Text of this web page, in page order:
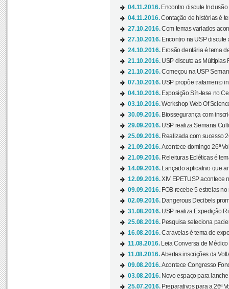
04.11.2016. Encontro discute
04.11.2016.Contação de histórias é
27.10.2016.Com temas variados
27.10.2016. Encontro na USP discute
24.10.2016. Erosão dentária é tema
21.10.2016. USP discute as Múltiplas
21.10.2016.Começou na USP
07.10.2016. USP propõe tratamento
04.10.2016. Exposição Sín-tese no
03.10.2016.Workshop Web Of
30.09.2016. Biossegurança com
29.09.2016. USP realiza Semana
25.09.2016. Realizada com sucesso
21.09.2016.Acontece domingo 26ª
21.09.2016. Releituras Ecléticas é
14.09.2016.
Lançado aplicativo que
12.09.2016.XIV EPETUSP acontece
09.09.2016. FOB recebe 5 estrelas
02.09.2016. Dangerous Decibels
31.08.2016. USP realiza Expedição
25.08.2016. Pesquisa seleciona
16.08.2016.Caravelas é tema de
11.08.2016.
Leia Conversa de
11.08.2016.Abertas inscrições da
09.08.2016.Acontece Congresso
03.08.2016. Novo espaço para
25.07.2016. Preparativos para a 26ª